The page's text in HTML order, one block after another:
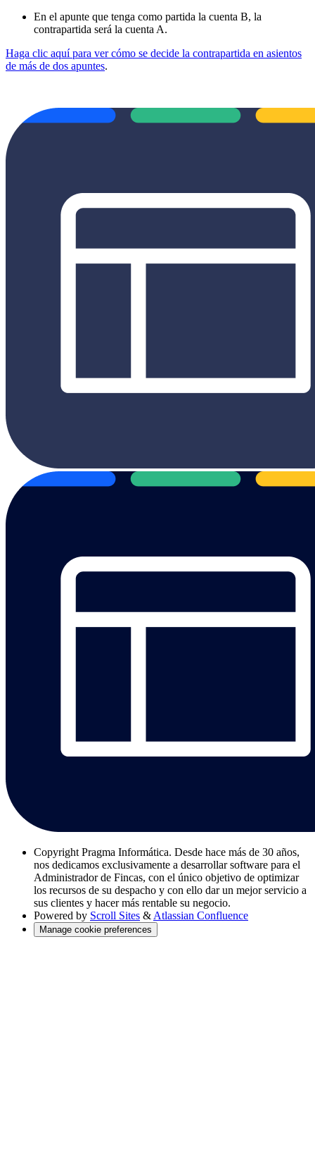
En el apunte que tenga como partida la cuenta B, la
contrapartida será la cuenta A.
Haga clic aquí para ver cómo se decide la contrapartida en asientos
de más de dos apuntes.
Copyright Pragma Informática. Desde hace más de 30 años,
nos dedicamos exclusivamente a desarrollar software para el
Administrador de Fincas, con el único objetivo de optimizar
los recursos de su despacho y con ello dar un mejor servicio a
sus clientes y hacer más rentable su negocio.
Powered by Scroll Sites & Atlassian Confluence
Manage cookie preferences